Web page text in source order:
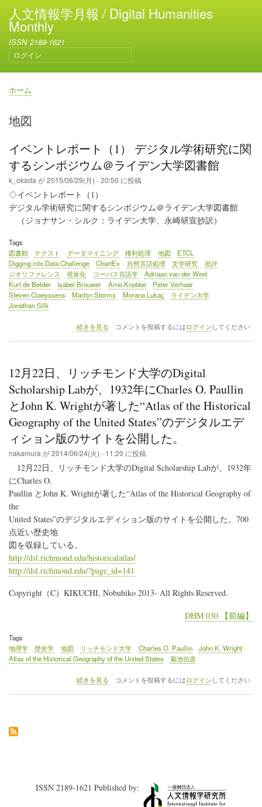
メ
イ
コ
テ
人文情報学月報 / Digital Humanities
Monthly
ISSN 2189-1621
ユ
ー
ザ
ー
カ
ン
ト
メ
ニ
ュ
ー
ログイン
パ
く
ホーム
地図
イベントレポート（1） デジタル学術研究に関
するシンポジウム＠ライデン大学図書館
k_okada が2015/06/29(月) - 20:50 に投稿
◇イベントレポート（1）
デジタル学術研究に関するシンポジウム＠ライデン大学図書館
（ジョナサン・シルク：ライデン大学、永崎研宣抄訳）
Tags
図書館
テクスト データマイニング 権利処理 地図
ETCL
Digging into Data Challenge
ChartEx 自然言語処理 文学研究
批評
ジオリファレンス
視覚化 コーパス言語学
Adriaan van der Weel
Kurt de Belder
Isabel Brouwer Arno Knobbe
Peter Verhaar
Steven Claeyssens
Martijn Storms Morana Lukaç
ライデン大学
Jonathan Silk
イ
ポ
ー
ト
（1）
デ
ジ
タ
ル
学
術
研
に
る
ポ
ジ
ウ
＠
学
図
館
の
続きを見る コメントを投稿するには ログイン してください
12月22日、リッチモンド大学のDigital
Scholarship Labが、1932年にCharles O. Paullin
とJohn K. Wrightが著した“Atlas of the Historical
Geography of the United States”のデジタルエデ
ィション版のサイトを公開した。
nakamura が2014/06/24(火) - 11:20 に投稿
12月22日、リッチモンド大学のDigital Scholarship Labが、1932年
にCharles O.
Paullin とJohn K. Wrightが著した“Atlas of the Historical Geography of
the
United States”のデジタルエディション版のサイトを公開した。700
点近い歴史地
図を収録している。
http://dsl.richmond.edu/historicalatlas/
http://dsl.richmond.edu/?page_id=141
Copyright（C）KIKUCHI, Nobuhiko 2013- All Rights Reserved.
DHM 030 【前編】
Tags
地理学
歴史学 地図 リッチモンド大学 Charles O. Paullin
John K. Wright
Atlas of the Historical Geography of the United States
菊池信彦
12
学
続きを見る コメントを投稿するには ログイン してください
ISSN 2189-1621 Published by: